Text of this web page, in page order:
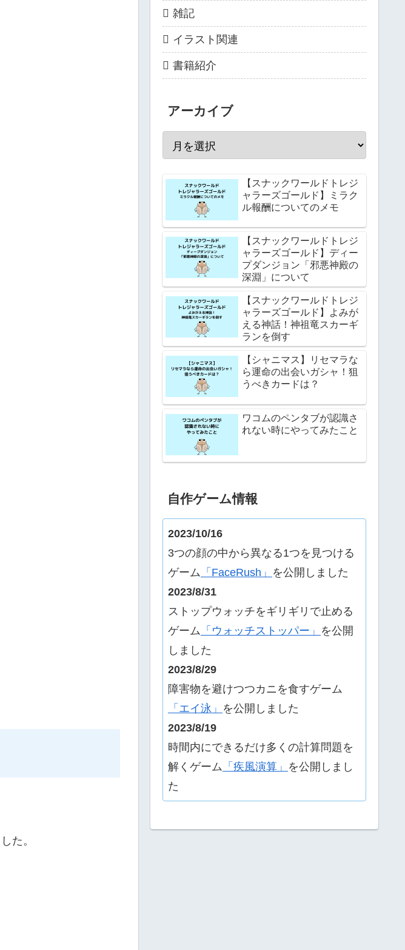
た。
雑記
イラスト関連
書籍紹介
アーカイブ
【スナックワールドトレジ
ャラーズゴールド】ミラク
ル報酬についてのメモ
【スナックワールドトレジ
ャラーズゴールド】ディー
プダンジョン「邪悪神殿の
深淵」について
【スナックワールドトレジ
ャラーズゴールド】よみが
える神話！神祖竜スカーギ
ランを倒す
【シャニマス】リセマラな
ら運命の出会いガシャ！狙
うべきカードは？
ワコムのペンタブが認識さ
れない時にやってみたこと
自作ゲーム情報
2023/10/16
3つの顔の中から異なる1つを見つける
ゲーム 「FaceRush」 を公開しました
2023/8/31
ストップウォッチをギリギリで止める
ゲーム 「ウォッチストッパー」 を公開
しました
2023/8/29
障害物を避けつつカニを食すゲーム
「エイ泳」 を公開しました
2023/8/19
時間内にできるだけ多くの計算問題を
解くゲーム 「疾風演算」 を公開しまし
た